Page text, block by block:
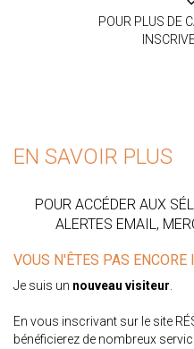
POUR PLUS DE
EN SAVOIR PLUS
POUR ACCÉDER AUX
ALERTES EMAIL,
VOUS N'ÊTES PAS ENCORE
Je suis un nouveau visiteur.
En vous inscrivant sur le site
bénéficierez de nombreux